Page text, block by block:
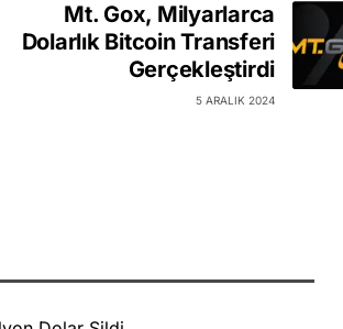
Mt. Gox, Milyarlarca
Dolarlık Bitcoin Transferi
Gerçekleştirdi
5 ARALIK 2024